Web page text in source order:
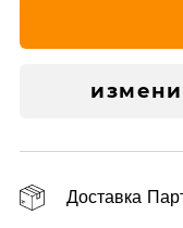
Доставка